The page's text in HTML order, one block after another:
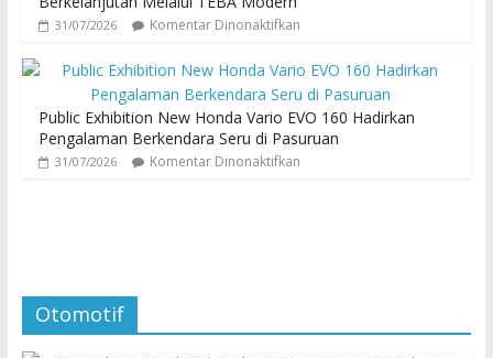
31/07/2026 Komentar Dinonaktifkan
Public Exhibition New Honda Vario EVO 160 Hadirkan
Pengalaman Berkendara Seru di Pasuruan
31/07/2026 Komentar Dinonaktifkan
Otomotif